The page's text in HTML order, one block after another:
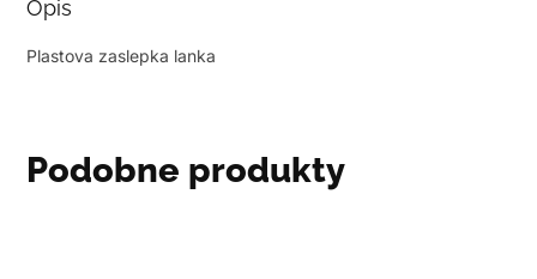
Opis
Plastova zaslepka lanka
Podobne produkty